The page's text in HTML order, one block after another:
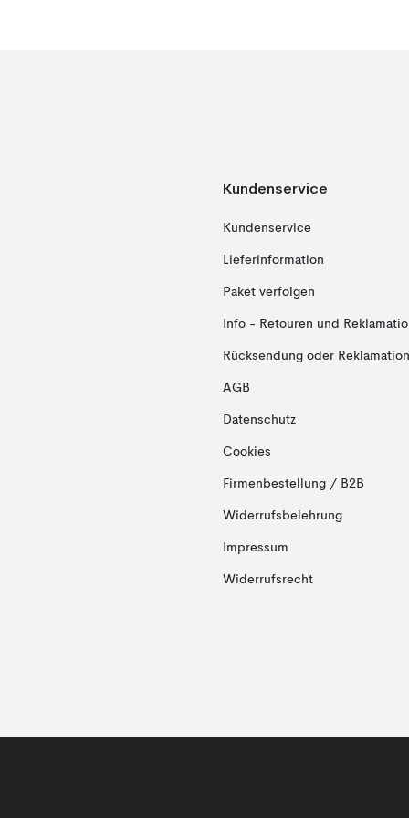
Kundenservice
Kundenservice
Lieferinformation
Paket verfolgen
Info - Retouren und
Rücksendung oder
AGB
Datenschutz
Cookies
Firmenbestellung / B2B
Widerrufsbelehrung
Impressum
Widerrufsrecht